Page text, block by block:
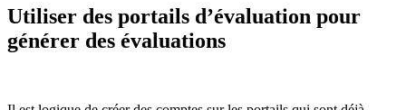
Utiliser des portails d’évaluation pour
générer des évaluations